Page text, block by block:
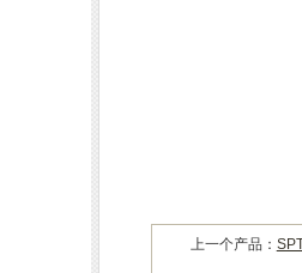
上一个产品：